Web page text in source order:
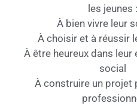
les jeunes :
À bien vivre leur
À choisir et à réussir
À être heureux dans leur
social
À construire un projet